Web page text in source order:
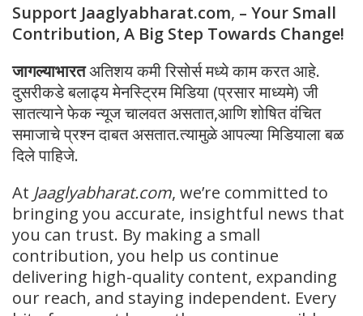
Support Jaaglyabharat.com, – Your Small
Contribution, A Big Step Towards Change!
जागल्याभारतअतिशय कमी रिसोर्स मध्ये काम करत आहे.
दुसरीकडे बलाढ्य मेनस्ट्रिम मिडिया (प्रसार माध्यमे) जी
सातत्याने फेक न्यूज चालवत असतात,आणि शोषित वंचित
समाजाचे प्रश्न दाबत असतात.त्यामुळे आपल्या मिडियाला बळ
दिले पाहिजे.
At Jaaglyabharat.com, we’re committed to
bringing you accurate, insightful news that
you can trust. By making a small
contribution, you help us continue
delivering high-quality content, expanding
our reach, and staying independent. Every